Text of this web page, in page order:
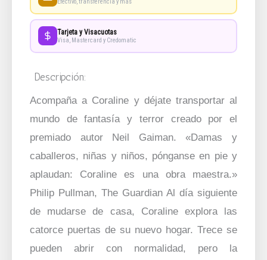
Tarjeta y Visacuotas
Visa, Mastercard y Credomatic
Descripción:
Acompaña a Coraline y déjate transportar al
mundo de fantasía y terror creado por el
premiado autor Neil Gaiman. «Damas y
caballeros, niñas y niños, pónganse en pie y
aplaudan: Coraline es una obra maestra.»
Philip Pullman, The Guardian Al día siguiente
de mudarse de casa, Coraline explora las
catorce puertas de su nuevo hogar. Trece se
pueden abrir con normalidad, pero la